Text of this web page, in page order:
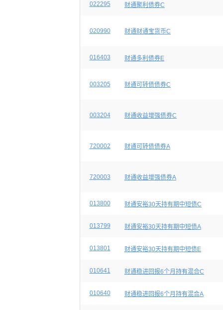
022295 财通聚利债券C
020990 财通财通宝货币C
016403 财通多利债券E
003205 财通可转债债券C
003204 财通收益增强债券C
720002 财通可转债债券A
720003 财通收益增强债券A
013800 财通安裕30天持有期中短债C
013799 财通安裕30天持有期中短债A
013801 财通安裕30天持有期中短债E
010641 财通稳进回报6个月持有混合C
010640 财通稳进回报6个月持有混合A